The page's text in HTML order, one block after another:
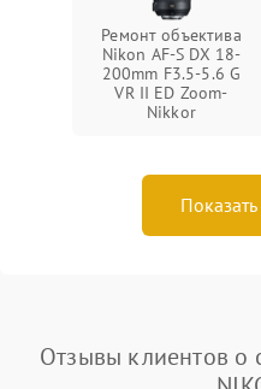
Ремонт объектива
Nikon AF-S DX 18-
200mm F3.5-5.6 G
VR II ED Zoom-
Nikkor
Отзывы клиентов о